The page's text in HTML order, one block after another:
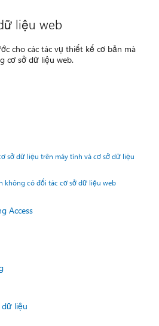
liệu web
cho các tác vụ thiết kế cơ bản mà
cơ sở dữ liệu web.
sở dữ liệu trên máy tính và cơ sở dữ liệu
không có đối tác cơ sở dữ liệu web
Access
liệu